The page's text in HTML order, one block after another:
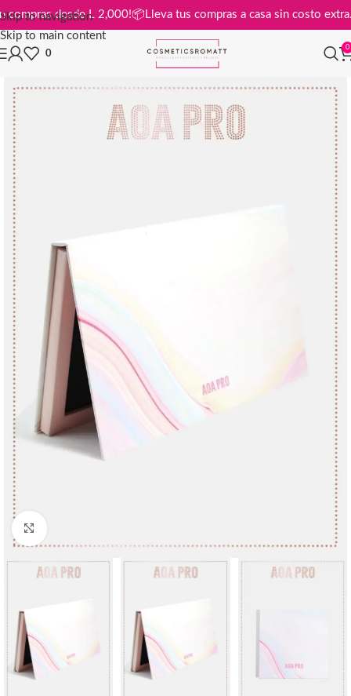
Skip to navigation
Skip to main content
en compras desde L 2,000!📦Lleva tus compras a casa sin costo
0
0